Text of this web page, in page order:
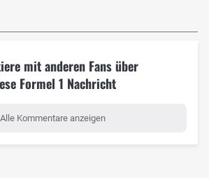
mit anderen Fans über
Formel 1 Nachricht
Alle Kommentare anzeigen